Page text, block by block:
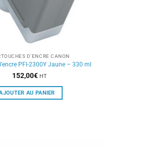
D'ENCRE CANON
PFI-2300Y Jaune – 330 ml
152,00€ HT
AU PANIER